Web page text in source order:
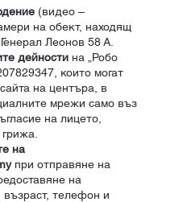
(видео –
на обект, находящ
Леонов 58 А.
дейностина „Робо
които могат
на центъра, в
мрежи само въз
на лицето,
на
при отправяне на
на
телефон и